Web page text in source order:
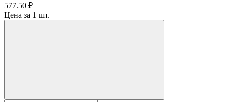
577.50 ₽
Цена за 1 шт.